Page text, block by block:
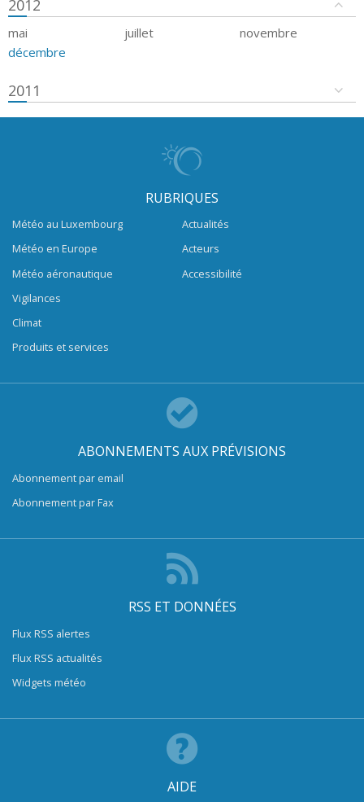
2012
mai juillet
novembre
décembre
2011
RUBRIQUES
Météo au Luxembourg
Météo en Europe
Météo aéronautique
Vigilances
Climat
Produits et services
Actualités
Acteurs
Accessibilité
ABONNEMENTS AUX PRÉVISIONS
Abonnement par email
Abonnement par Fax
RSS ET DONNÉES
Flux RSS alertes
Flux RSS actualités
Widgets météo
AIDE